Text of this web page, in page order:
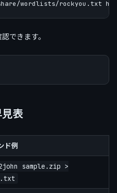
できます。
表
ド例
sample.zip >